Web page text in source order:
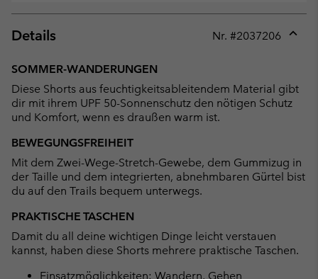
Details Nr. #2037206
SOMMER-WANDERUNGEN
Diese Shorts aus feuchtigkeitsableitendem Material gibt
dir mit ihrem UPF 50-Sonnenschutz den nötigen Schutz
und Komfort, wenn es draußen warm ist.
BEWEGUNGSFREIHEIT
Mit dem Zwei-Wege-Stretch-Gewebe, dem Gummizug in
der Taille und dem integrierten, abnehmbaren Gürtel bist
du auf den Trails bequem unterwegs.
PRAKTISCHE TASCHEN
Damit du all deine wichtigen Dinge leicht verstauen
kannst, haben diese Shorts mehrere praktische Taschen.
Einsatzmöglichkeiten: Wandern, Gehen